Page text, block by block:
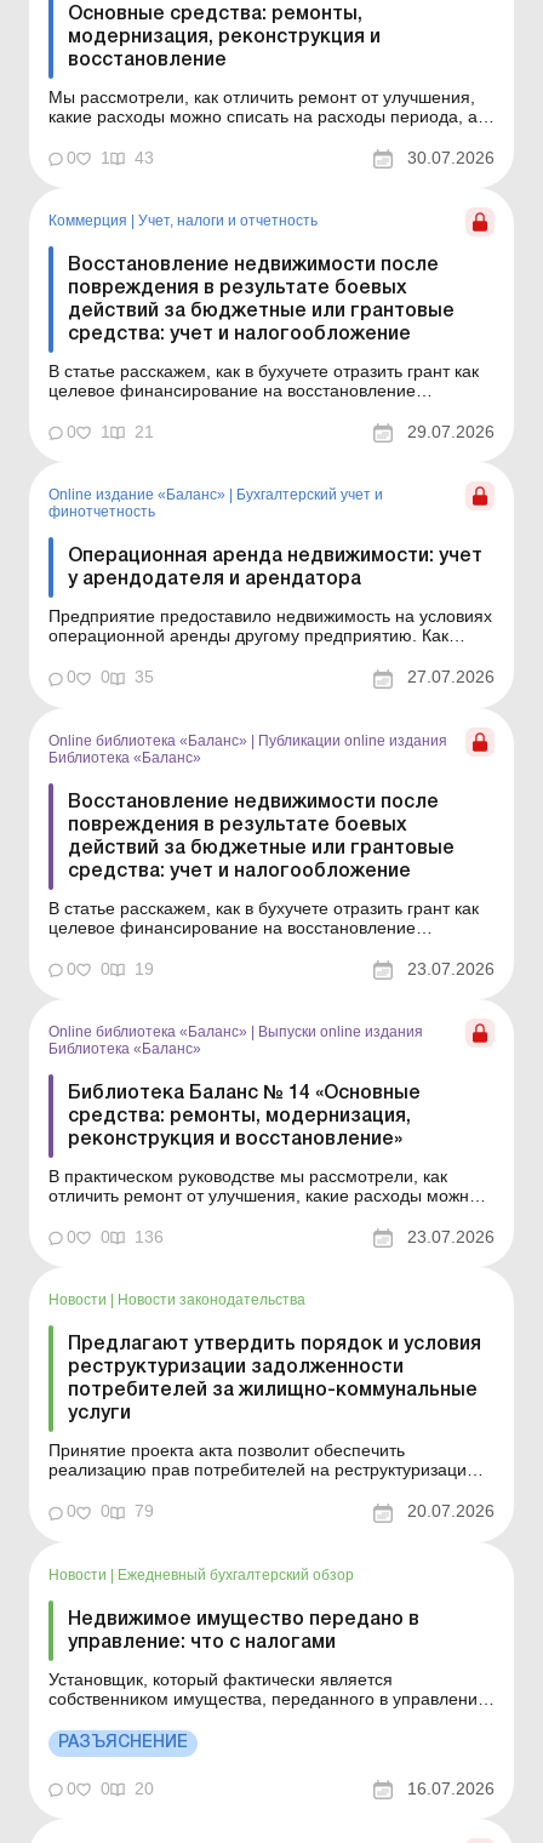
Основные средства: ремонты,
модернизация, реконструкция и
восстановление
Мы рассмотрели, как отличить ремонт от улучшения,
какие расходы можно списать на расходы периода, а
первичные документы и как действовать в отдельных
практических ситуациях – от техобслуживания
арендованно...
0 1 43 30.07.2026
Коммерция Учет, налоги и отчетность
Восстановление недвижимости после
повреждения в результате боевых
действий за бюджетные или грантовые
средства: учет и налогообложение
В статье расскажем, как в бухучете отразить грант как
целевое финансирование на восстановление
имущества, в какой момент отражать доход от такого
финансирования и что делать с расходами на
капитализирова...
0 1 21 29.07.2026
Online издание «Баланс»
Бухгалтерский учет и
финотчетность
Операционная аренда недвижимости: учет
у арендодателя и арендатора
Предприятие предоставило недвижимость на условиях
операционной аренды другому предприятию. Как
арендатору, которые являются плательщиками налога
аренда являе...
0 0 35 27.07.2026
Online библиотека «Баланс» | Публикации online издания
Библиотека «Баланс»
Восстановление недвижимости после
повреждения в результате боевых
действий за бюджетные или грантовые
средства: учет и налогообложение
В статье расскажем, как в бухучете отразить грант как
целевое финансирование на восстановление
имущества, в какой момент отражать доход от такого
финансирования и что делать с расходами на
капитализиро...
0 0 19 23.07.2026
Online библиотека «Баланс»
Выпуски online издания
Библиотека «Баланс»
Библиотека Баланс № 14 «Основные
средства: ремонты, модернизация,
реконструкция и восстановление»
В практическом руководстве мы рассмотрели, как
отличить ремонт от улучшения, какие расходы можно
капитализировать, как оформить первичные документы
и как действовать в отдельных практических ситуациях
з...
0 0 136 23.07.2026
Новости Новости законодательства
Предлагают утвердить порядок и условия
реструктуризации задолженности
потребителей за жилищно-коммунальные
услуги
Принятие проекта акта позволит обеспечить
реализацию прав потребителей на реструктуризацию
коммунальные услуги, учитывая их интересы и
определяя особенности, возникшие в период военного
НН на компенсацию стоимос...
0 0 79 20.07.2026
Новости | Ежедневный бухгалтерский обзор
Недвижимое имущество передано в
управление: что с налогами
Установщик, который фактически является
собственником имущества, переданного в управление,
имущество, отличное от земельного участка. Детали
см. ниже. Больше по теме: Военные льготы по плате за
налогу на недви...
РАЗЪЯСНЕНИЕ
0 0 20 16.07.2026